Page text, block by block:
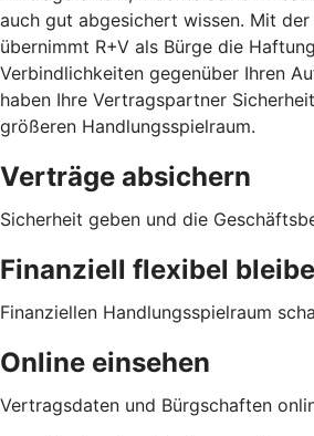
auch gut abgesichert wissen. Mit
übernimmt R+V als Bürge die
Verbindlichkeiten gegenüber Ihren
haben Ihre Vertragspartner
größeren Handlungsspielraum.
Verträge absichern
Sicherheit geben und die
Finanziell flexibel
Finanziellen Handlungsspielraum
Online einsehen
Vertragsdaten und Bürgschaften